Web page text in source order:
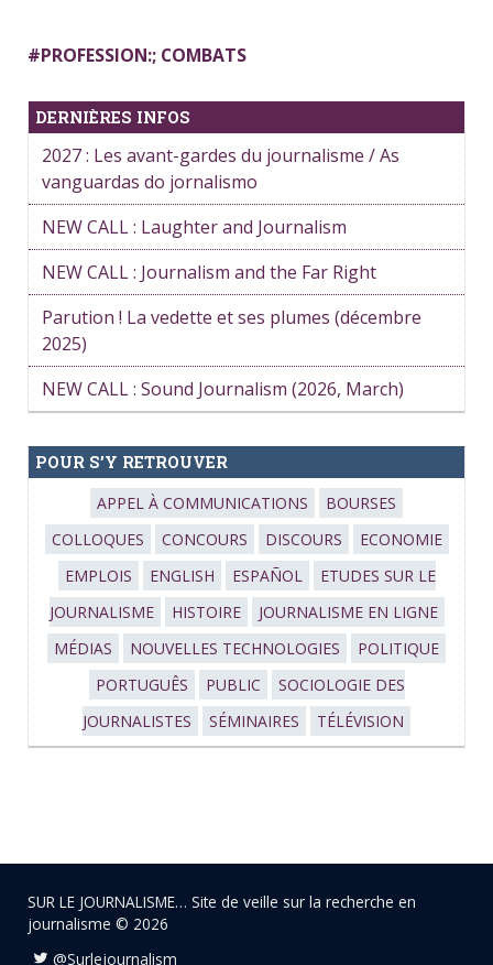
#PROFESSION:; COMBATS
DERNIÈRES INFOS
2027 : Les avant-gardes du journalisme / As
vanguardas do jornalismo
NEW CALL : Laughter and Journalism
NEW CALL : Journalism and the Far Right
Parution ! La vedette et ses plumes (décembre
2025)
NEW CALL : Sound Journalism (2026, March)
POUR S’Y RETROUVER
APPEL À COMMUNICATIONS
BOURSES
COLLOQUES
CONCOURS DISCOURS
ECONOMIE
EMPLOIS
ENGLISH ESPAÑOL
ETUDES SUR LE
JOURNALISME
HISTOIRE
JOURNALISME EN LIGNE
MÉDIAS
NOUVELLES TECHNOLOGIES
POLITIQUE
PORTUGUÊS
PUBLIC
SOCIOLOGIE DES
JOURNALISTES
SÉMINAIRES TÉLÉVISION
SUR LE JOURNALISME… Site de veille sur la recherche en
journalisme © 2026
@Surlejournalism